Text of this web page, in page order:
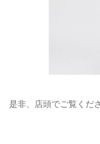
是非、店頭でご覧くだ